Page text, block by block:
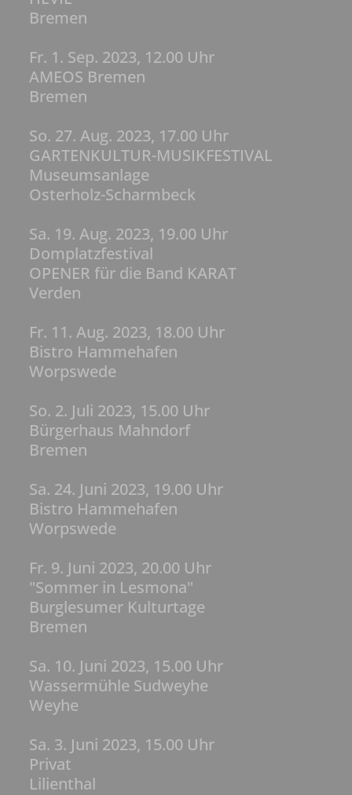
Bremen
Fr. 1. Sep. 2023, 12.00 Uhr
AMEOS Bremen
Bremen
So. 27. Aug. 2023, 17.00 Uhr
GARTENKULTUR-MUSIKFESTIVAL
Museumsanlage
Osterholz-Scharmbeck
Sa. 19. Aug. 2023, 19.00 Uhr
Domplatzfestival
OPENER für die Band KARAT
Verden
Fr. 11. Aug. 2023, 18.00 Uhr
Bistro Hammehafen
Worpswede
So. 2. Juli 2023, 15.00 Uhr
Bürgerhaus Mahndorf
Bremen
Sa. 24. Juni 2023, 19.00 Uhr
Bistro Hammehafen
Worpswede
Fr. 9. Juni 2023, 20.00 Uhr
"Sommer in Lesmona"
Burglesumer Kulturtage
Bremen
Sa. 10. Juni 2023, 15.00 Uhr
Wassermühle Sudweyhe
Weyhe
Sa. 3. Juni 2023, 15.00 Uhr
Privat
Lilienthal